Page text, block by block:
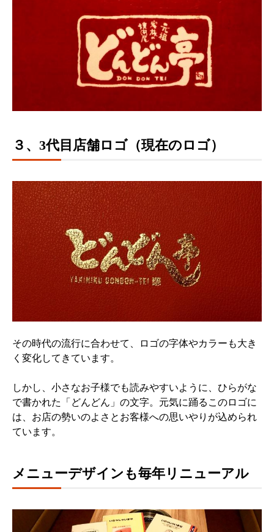
３、3代目店舗ロゴ（現在のロゴ）
その時代の流行に合わせて、ロゴの字体やカラーも大き
く変化してきています。
しかし、小さなお子様でも読みやすいように、ひらがな
で書かれた「どんどん」の文字。元気に踊るこのロゴに
は、お店の勢いのよさとお客様への思いやりが込められ
ています。
メニューデザインも毎年リニューアル